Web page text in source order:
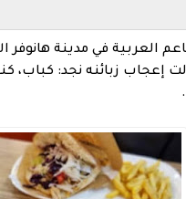
العربية في مدينة هانوفر
إعجاب زبائنه نجد: